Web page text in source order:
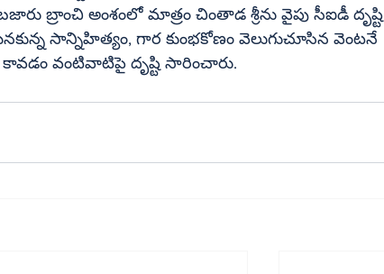
బ్రాంచి అంశంలో మాత్రం చింతాడ శ్రీను వైపు సీఐడీ దృష్టి
వంటివాటిపై దృష్టి సారించారు.